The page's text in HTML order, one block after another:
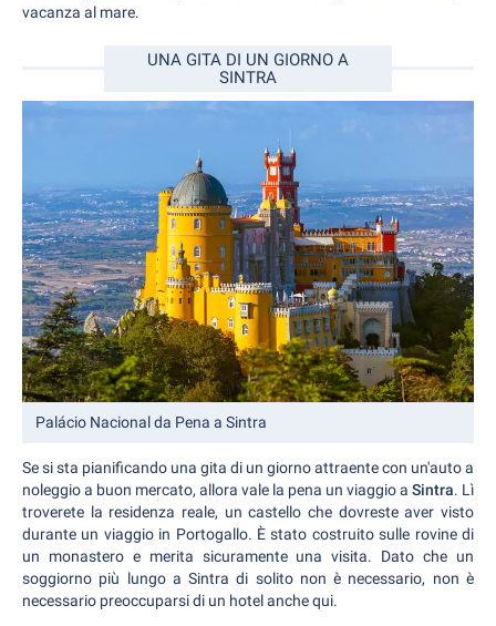
vacanza al mare.
UNA GITA DI UN GIORNO A
SINTRA
Palácio Nacional da Pena a Sintra
Se si sta pianificando una gita di un giorno attraente con un'auto a
noleggio a buon mercato, allora vale la pena un viaggio a Sintra. Lì
troverete la residenza reale, un castello che dovreste aver visto
durante un viaggio in Portogallo. È stato costruito sulle rovine di
un monastero e merita sicuramente una visita. Dato che un
soggiorno più lungo a Sintra di solito non è necessario, non è
necessario preoccuparsi di un hotel anche qui.